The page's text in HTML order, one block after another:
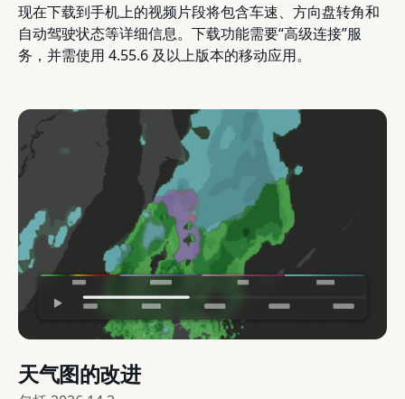
现在下载到手机上的视频片段将包含车速、方向盘转角和
自动驾驶状态等详细信息。下载功能需要“高级连接”服
务，并需使用 4.55.6 及以上版本的移动应用。
天气图的改进